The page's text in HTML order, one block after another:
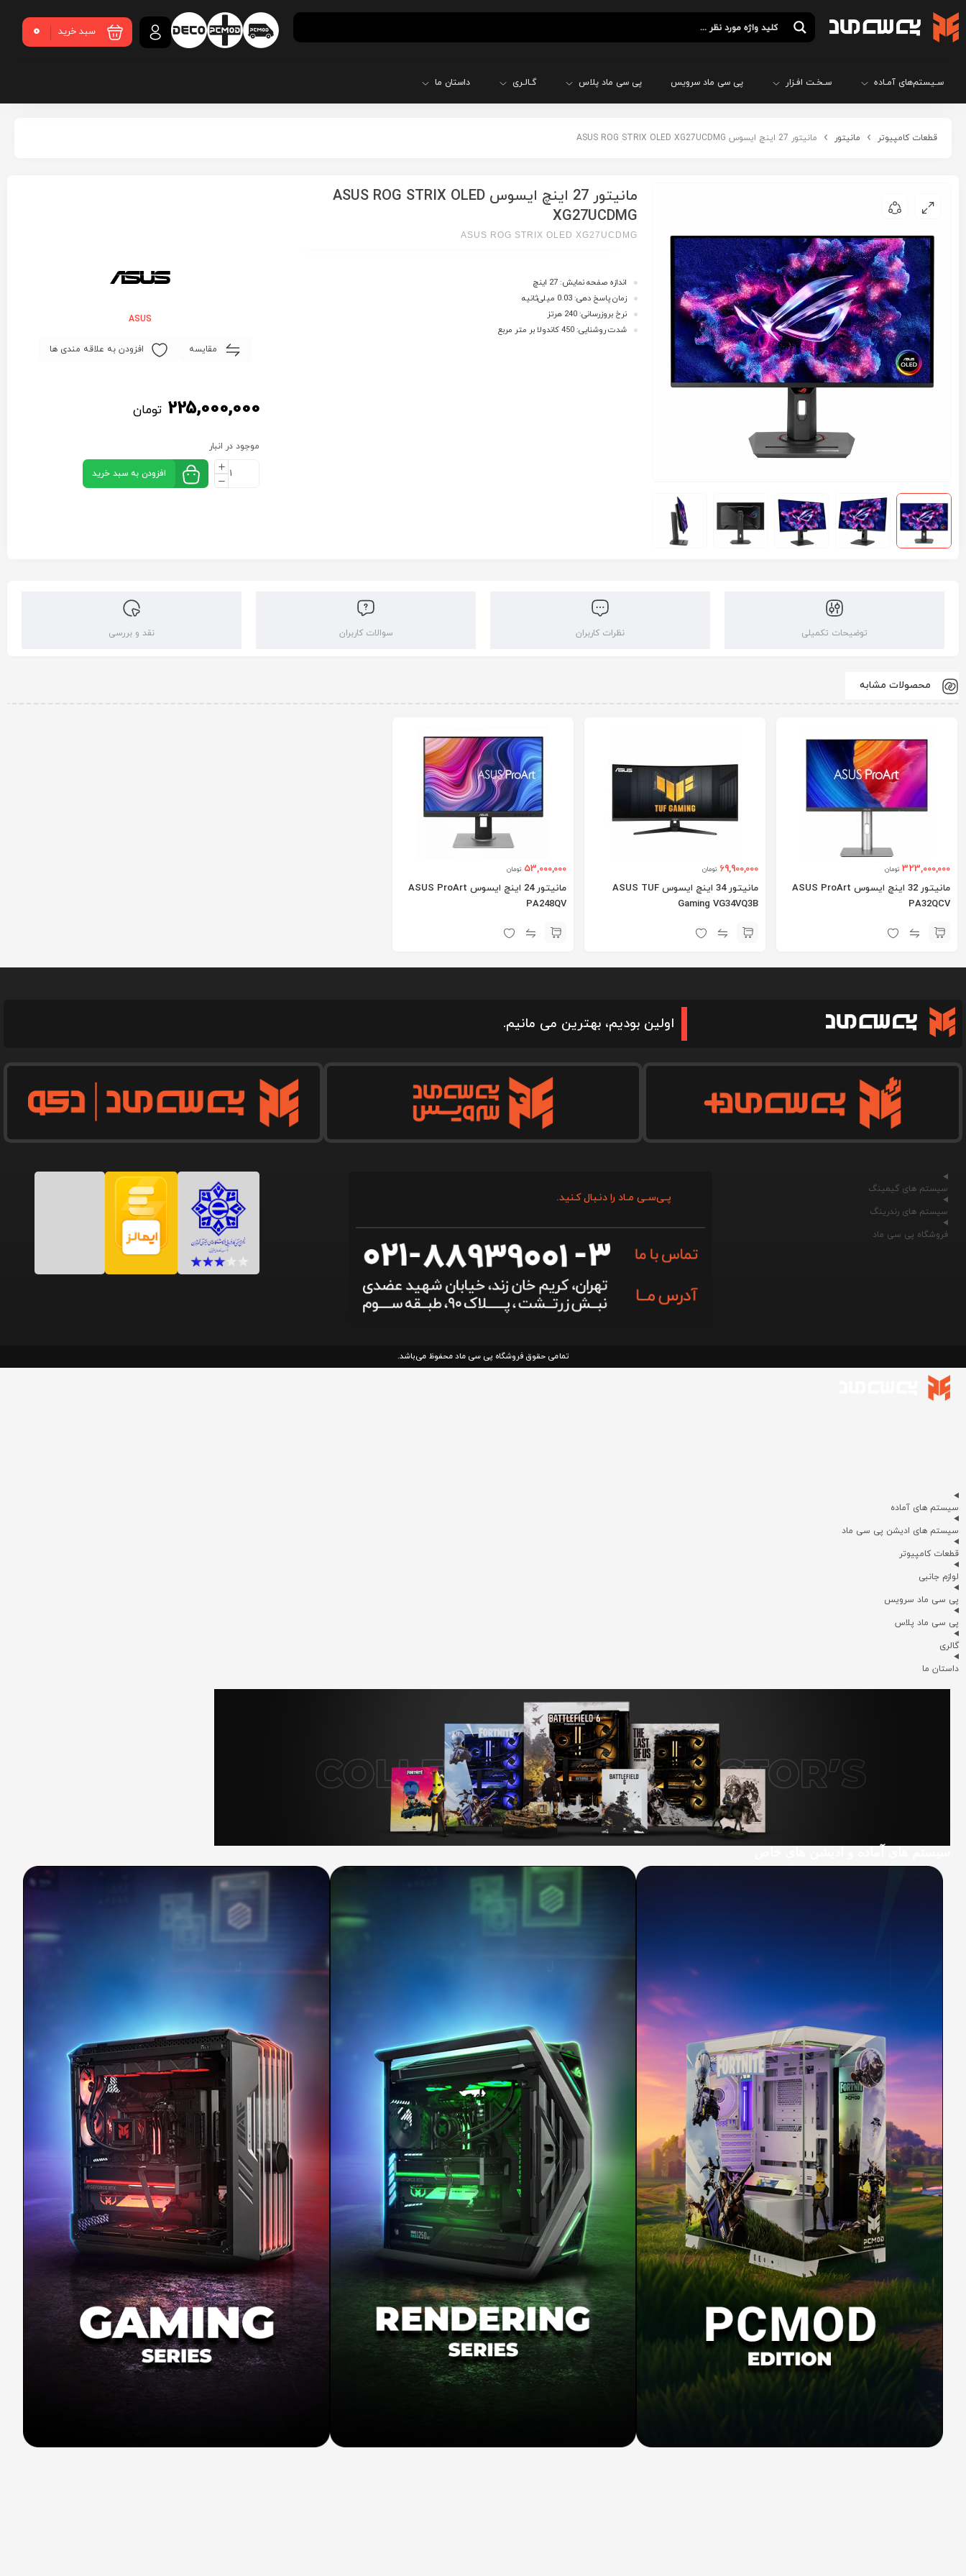
سبد خرید 0
سـیستم‌های آمـاده سـخـت افـزار پی سی ماد سرویس پی سی ماد پلاس گـالـری داستان ما
قطعات کامپیوتر مانیتور مانیتور 27 اینچ ایسوس ASUS ROG STRIX OLED XG27UCDMG
مانیتور 27 اینچ ایسوس ASUS ROG STRIX OLED
XG27UCDMG
ASUS ROG STRIX OLED XG27UCDMG
اندازه صفحه نمایش: 27 اینچ
زمان پاسخ دهی: 0.03 میلی‌ثانیه
نرخ بروزرسانی: 240 هرتز
شدت روشنایی: 450 کاندولا بر متر مربع
ASUS
مقایسه افزودن به علاقه مندی ها
225,000,000 تومان
موجود در انبار
افزودن به سبد خرید
توضیحات تکمیلی نظرات کاربران سوالات کاربران نقد و بررسی
محصولات مشابه
323,000,000 تومان
مانیتور 32 اینچ ایسوس ASUS ProArt
PA32QCV
69,900,000 تومان
مانیتور 34 اینچ ایسوس ASUS TUF
Gaming VG34VQ3B
53,000,000 تومان
مانیتور 24 اینچ ایسوس ASUS ProArt
PA248QV
اولین بودیم، بهترین می مانیم.
سیستم های گیمینگ
سیستم های رندرینگ
فروشگاه پی سی ماد
پـی‌سـی مـاد را دنـبال کـنید.
تمامی حقوق فروشگاه پی سی ماد محفوظ می‌باشد.
سیستم های آماده
سیستم های ادیشن پی سی ماد
قطعات کامپیوتر
لوازم جانبی
پی سی ماد سرویس
پی سی ماد پلاس
گالری
داستان ما